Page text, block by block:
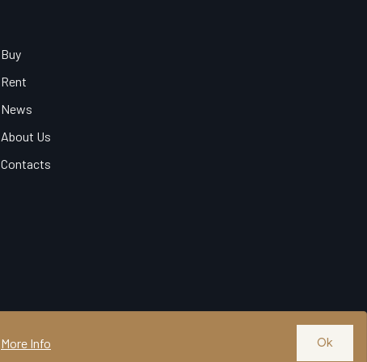
Buy
Rent
News
About Us
Contacts
More Info Ok